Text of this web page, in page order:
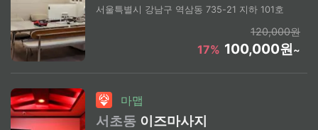
서울특별시 강남구 역삼동 735-21 지하 101호
120,000원
17% 100,000원~
마맵
서초동 이즈마사지